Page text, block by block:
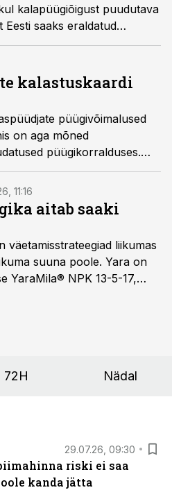
kalapüügiõigust puudutava
Eesti saaks eraldatud
ära kasutada.
kalastuskaardi
püügivõimalused
on aga mõned
püügikorralduses.
tõstetakse harrastuskaluri
trollimine
11:16
aitab saaki
väetamisstrateegiad liikumas
suuna poole. Yara on
YaraMila® NPK 13-5-17,
72H Nädal
29.07.26, 09:30
riski ei saa
kanda jätta